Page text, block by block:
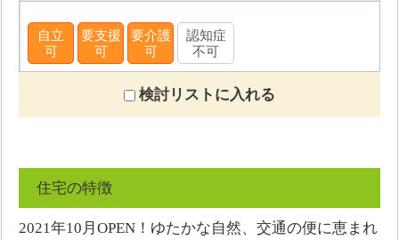
自立
可
要支援
可
要介護
可
認知症
不可
検討リストに入れる
住宅の特徴
2021年10月OPEN！ゆたかな自然、交通の便に恵まれ